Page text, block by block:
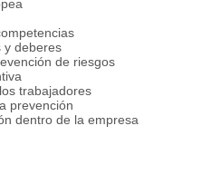
y deberes
de riesgos
trabajadores
prevención
dentro de la empresa